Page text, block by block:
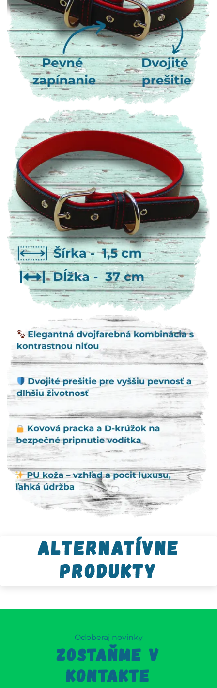
Alternatívne
produkty
Odoberaj novinky
ZOSTAŇME V
KONTAKTE